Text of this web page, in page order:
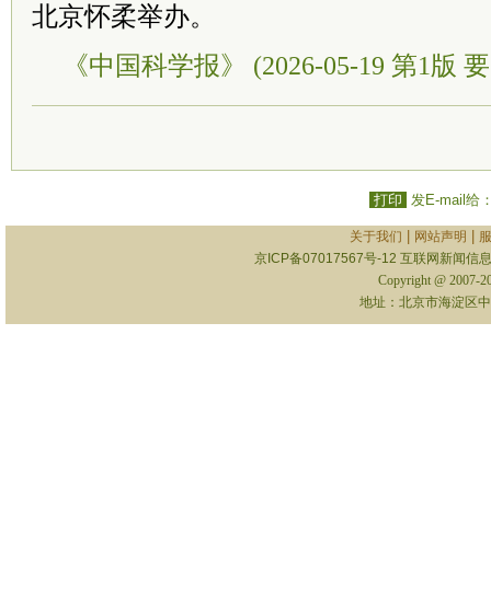
北京怀柔举办。
《中国科学报》 (2026-05-19 第1版
打印 发E-mail给
关于我们 网站声明
京ICP备07017567号-12 互联网新闻信
Copyright @ 2007-
地址：北京市海淀区